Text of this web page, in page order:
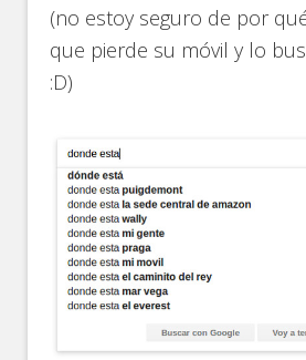
(no estoy seguro de por
que pierde su móvil y lo
:D)